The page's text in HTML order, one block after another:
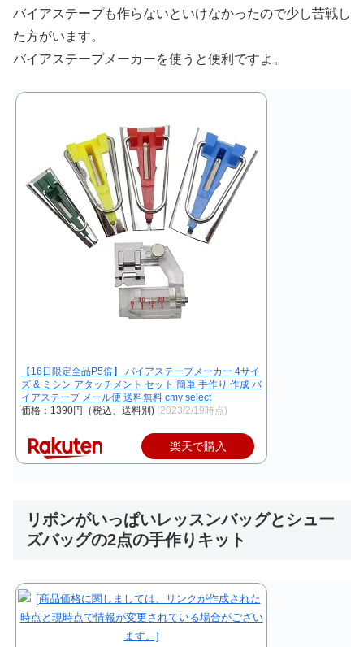
バイアステープも作らないといけなかったので少し苦戦し
た方がいます。
バイアステープメーカーを使うと便利ですよ。
【16日限定全品P5倍】 バイアステープメーカー 4サイ
ズ & ミシン アタッチメント セット 簡単 手作り 作成 バ
イアステープ メール便 送料無料 cmy select
価格：1390円（税込、送料別) (2023/2/19時点)
楽天で購入
リボンがいっぱいレッスンバッグとシュー
ズバッグの2点の手作りキット